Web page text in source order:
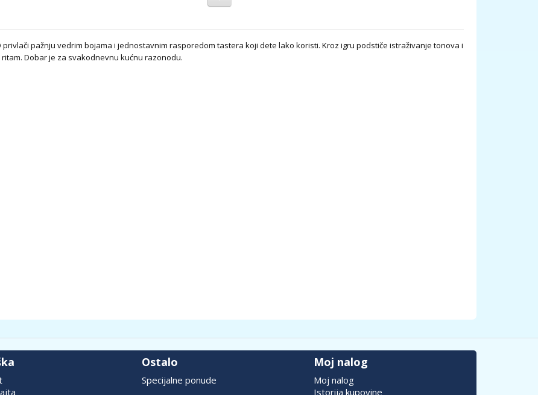
privlači pažnju vedrim bojama i jednostavnim rasporedom tastera koji dete lako koristi. Kroz igru podstiče istraživanje tonova i
Dobar je za svakodnevnu kućnu razonodu.
Ostalo
Specijalne ponude
Moj nalog
Moj nalog
Istorija kupovine